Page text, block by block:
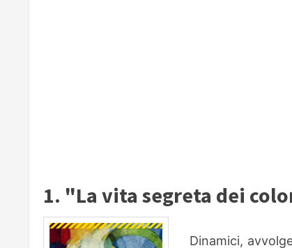
1. "La vita segreta dei
Dinamici,